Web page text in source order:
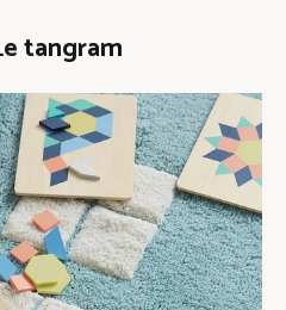
tangram